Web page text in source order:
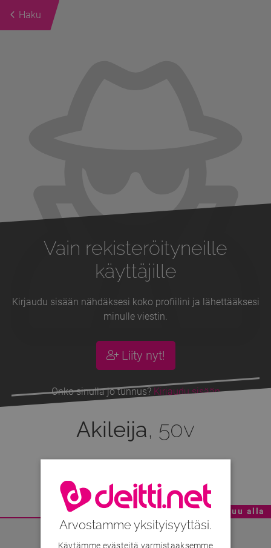
Haku
Vain rekisteröityneille
käyttäjille
Kirjaudu sisään nähdäksesi koko profiilini ja lähettääksesi
minulle viestin.
Liity nyt!
Onko sinulla jo tunnus? Kirjaudu sisään
Akileija, 50v
Mainoskatko - Sisältö jatkuu alla
Arvostamme yksityisyyttäsi.
Käytämme evästeitä varmistaaksemme